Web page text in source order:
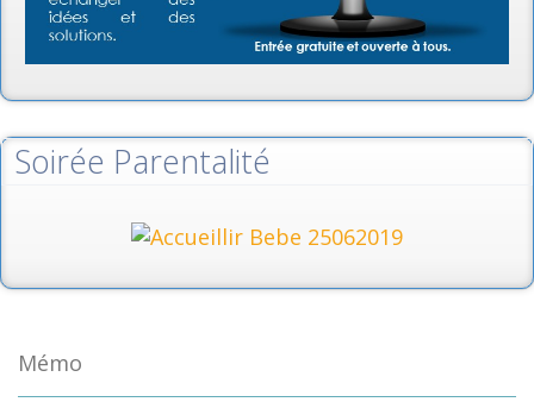
Soirée Parentalité
Mémo